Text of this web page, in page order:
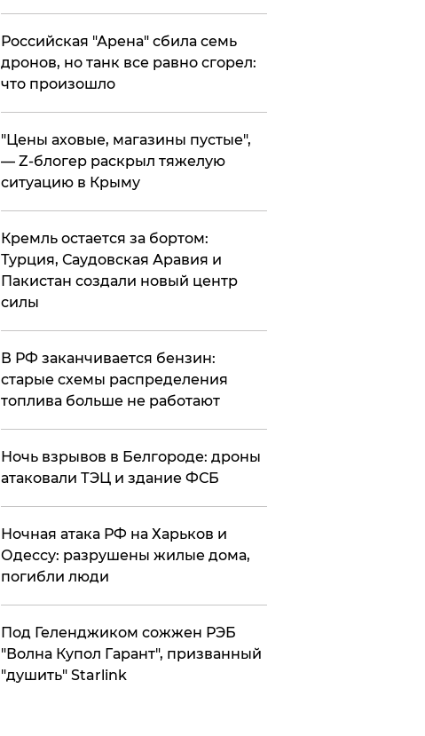
​Российская "Арена" сбила семь
дронов, но танк все равно сгорел:
что произошло
​"Цены аховые, магазины пустые",
— Z-блогер раскрыл тяжелую
ситуацию в Крыму
​Кремль остается за бортом:
Турция, Саудовская Аравия и
Пакистан создали новый центр
силы
​В РФ заканчивается бензин:
старые схемы распределения
топлива больше не работают
​Ночь взрывов в Белгороде: дроны
атаковали ТЭЦ и здание ФСБ
​Ночная атака РФ на Харьков и
Одессу: разрушены жилые дома,
погибли люди
Под Геленджиком сожжен РЭБ
"Волна Купол Гарант", призванный
"душить" Starlink